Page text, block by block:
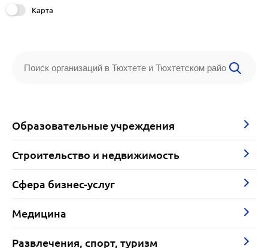
Карта
Образовательные учреждения
Строительство и недвижимость
Сфера бизнес-услуг
Медицина
Развлечения, спорт, туризм